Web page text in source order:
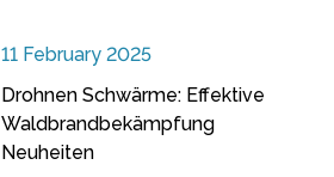
11 February 2025
Drohnen Schwärme: Effektive
Waldbrandbekämpfung
Neuheiten